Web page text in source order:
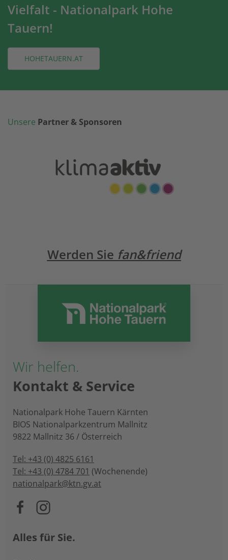
Vielfalt - Nationalpark Hohe
Tauern!
HOHETAUERN.AT
Unsere Partner & Sponsoren
Werden Sie fan&friend
Wir helfen.
Kontakt & Service
Nationalpark Hohe Tauern Kärnten
BIOS Nationalparkzentrum Mallnitz
9822 Mallnitz 36 / Österreich
Tel: +43 (0) 4825 6161
Tel: +43 (0) 4784 701 (Wochenende)
nationalpark@ktn.gv.at
Alles für Sie.